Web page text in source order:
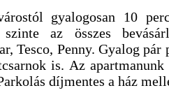
gyalogosan 10
szinte az összes
Tesco, Penny. Gyalog pár
is. Az apartmanunk
díjmentes a ház